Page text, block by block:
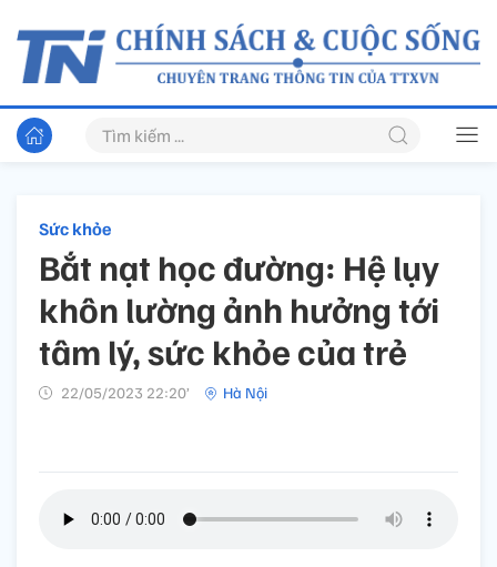
Sức khỏe
Bắt nạt học đường: Hệ lụy
khôn lường ảnh hưởng tới
tâm lý, sức khỏe của trẻ
22/05/2023 22:20’ Hà Nội